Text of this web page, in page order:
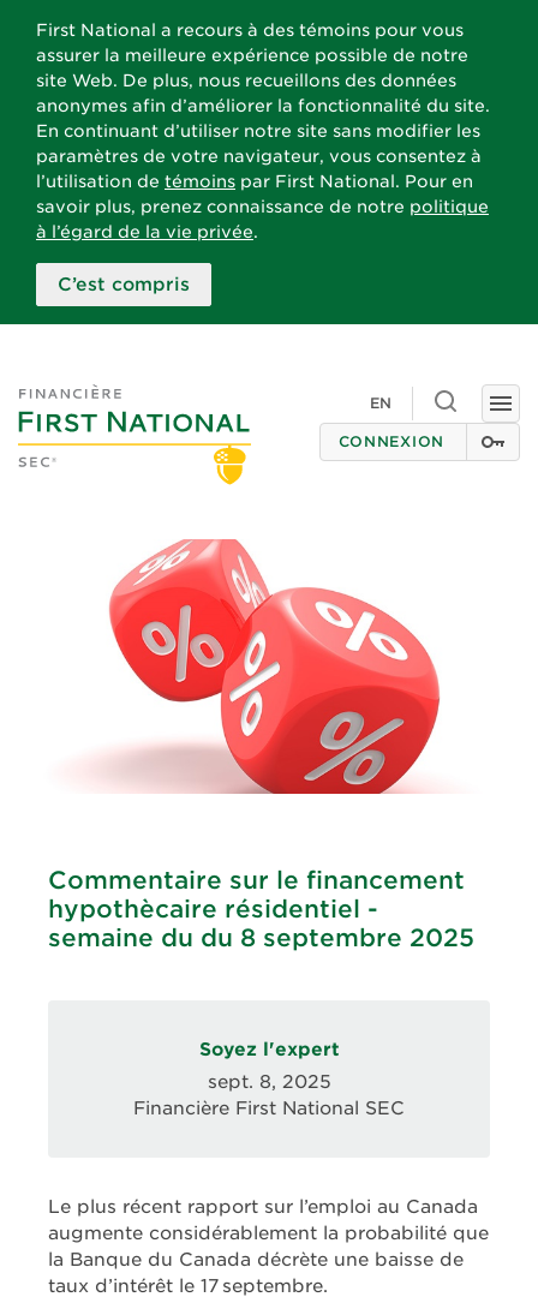
First National a recours à des témoins pour vous
assurer la meilleure expérience possible de notre
site Web. De plus, nous recueillons des données
anonymes afin d’améliorer la fonctionnalité du site.
En continuant d’utiliser notre site sans modifier les
paramètres de votre navigateur, vous consentez à
l’utilisation de témoins par First National. Pour en
savoir plus, prenez connaissance de notre politique
à l’égard de la vie privée.
C’est compris
EN
Toggle
search
CONNEXION
Commentaire sur le financement
hypothècaire résidentiel -
semaine du du 8 septembre 2025
Soyez l'expert
sept. 8, 2025
Financière First National SEC
Le plus récent rapport sur l’emploi au Canada
augmente considérablement la probabilité que
la Banque du Canada décrète une baisse de
taux d’intérêt le 17 septembre.